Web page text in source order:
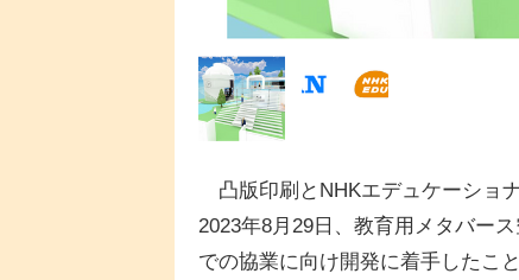
凸版印刷とNHKエデュケーショ
2023年8月29日、教育用メタバース
での協業に向け開発に着手したこ